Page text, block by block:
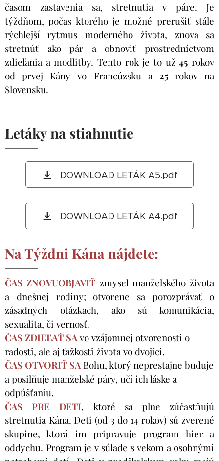
časom zastavenia sa, stretnutia v páre. Je
týždňom, počas ktorého je možné prerušiť stále
rýchlejší rytmus moderného života, znova sa
stretnúť ako pár a obnoviť prostredníctvom
zdieľania a modlitby. Tento rok je to už45 rokov
od prvej Kány vo Francúzsku a 25rokov na
Slovensku.
Letáky na stiahnutie
DOWNLOAD LETÁK A5.pdf
DOWNLOAD LETÁK A4.pdf
Na Týždni Kána nájdete:
ČAS ZNOVUOBJAVIŤ zmysel manželského života
a dnešnej rodiny; otvorene sa porozprávať o
zásadných otázkach, ako sú komunikácia,
sexualita, či vernosť.
ČAS ZDIEĽAŤ SA vo vzájomnej otvorenosti o
radosti, ale aj ťažkosti života vo dvojici.
ČAS OTVORIŤ SA Bohu, ktorý neprestajne buduje
a posilňuje manželské páry, učí ich láske a
odpúšťaniu.
ČAS PRE DETI,
ktoré sa plne zúčastňujú
stretnutia Kána. Deti (od 3 do 14 rokov) sú zverené
skupine, ktorá im pripravuje program hier a
oddychu. Program je v súlade s vekom a osobnými